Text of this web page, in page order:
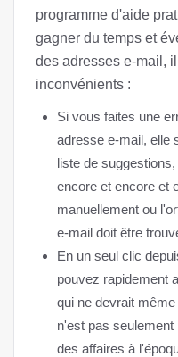
programme d'aide
gagner du temps et
des adresses e-mail,
inconvénients :
Si vous faites une
adresse e-mail, elle
liste de
encore et encore et
manuellement ou
e-mail doit être
En un seul clic
pouvez rapidement
qui ne devrait
n'est pas
des affaires à